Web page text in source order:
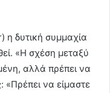
δυτική συμμαχία
«Η σχέση μεταξύ
αλλά πρέπει να
«Πρέπει να είμαστε